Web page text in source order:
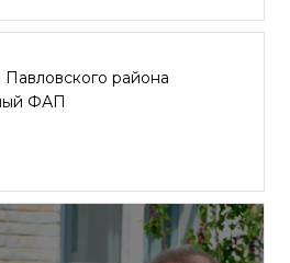
района
ФАП